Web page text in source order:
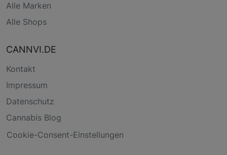
Alle Marken
Alle Shops
CANNVI.DE
Kontakt
Impressum
Datenschutz
Cannabis Blog
Cookie-Consent-Einstellungen